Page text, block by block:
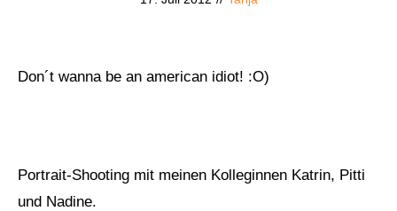
Don´t wanna be an american idiot! :O)
Portrait-Shooting mit meinen Kolleginnen Katrin, Pitti
und Nadine.